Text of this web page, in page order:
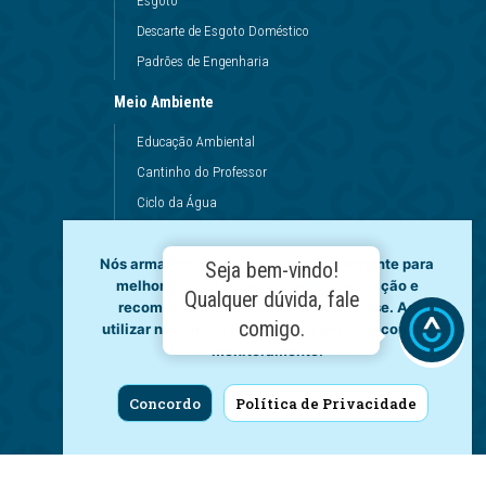
Descarte de Esgoto Doméstico
Padrões de Engenharia
Meio Ambiente
Educação Ambiental
Cantinho do Professor
Ciclo da Água
Dinâmicas da Escola
Princípios de Higiene
Utilização da Água
Fale Conosco
LGPD
Nós armazenamos dados temporariamente para
melhorar a sua experiência de navegação e
recomendar conteúdo de seu interesse. Ao
utilizar nossos serviços, você concorda com tal
Concordo Política de Privacidade
Seja bem-vindo!
Qualquer dúvida, fale
comigo.